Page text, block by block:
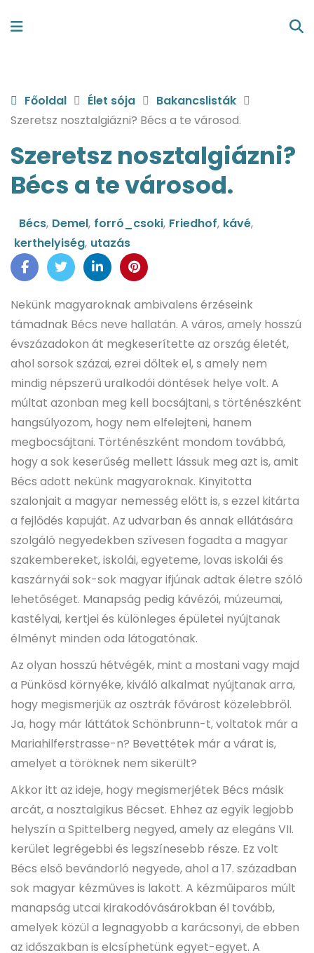
Főoldal Élet sója
Bakancslisták
Szeretsz nosztalgiázni? Bécs a te városod.
Szeretsz nosztalgiázni?
Bécs a te városod.
Bécs, Demel, forró_csoki, Friedhof, kávé,
kerthelyiség, utazás
Nekünk magyaroknak ambivalens érzéseink
támadnak Bécs neve hallatán. A város, amely hosszú
évszázadokon át megkeserítette az ország életét,
ahol sorsok százai, ezrei dőltek el, s amely nem
mindig népszerű uralkodói döntések helye volt. A
múltat azonban meg kell bocsájtani, s történészként
hangsúlyozom, hogy nem elfelejteni, hanem
megbocsájtani. Történészként mondom továbbá,
hogy a sok keserűség mellett lássuk meg azt is, amit
Bécs adott nekünk magyaroknak. Kinyitotta
szalonjait a magyar nemesség előtt is, s ezzel kitárta
a fejlődés kapuját. Az udvarban és annak ellátására
szolgáló negyedekben szívesen fogadta a magyar
szakembereket, iskolái, egyeteme, lovas iskolái és
kaszárnyái sok-sok magyar ifjúnak adtak életre szóló
lehetőséget. Manapság pedig kávézói, múzeumai,
kastélyai, kertjei és különleges épületei nyújtanak
élményt minden oda látogatónak.
Az olyan hosszú hétvégék, mint a mostani vagy majd
a Pünkösd környéke, kiváló alkalmat nyújtanak arra,
hogy megismerjük az osztrák fővárost közelebbről.
Ja, hogy már láttátok Schönbrunn-t, voltatok már a
Mariahilferstrasse-n? Bevettétek már a várat is,
amelyet a töröknek nem sikerült?
Akkor itt az ideje, hogy megismerjétek Bécs másik
arcát, a nosztalgikus Bécset. Ehhez az egyik legjobb
helyszín a Spittelberg negyed, amely az elegáns VII.
kerület legrégebbi és legszínesebb része. Ez volt
Bécs első bevándorló negyede, ahol a 17. században
sok magyar kézműves is lakott. A kézműiparos múlt
manapság utcai kirakodóvásárokban él tovább,
amelyek közül a legnagyobb a karácsonyi, de ebben
az időszakban is elcsíphetünk egyet-egyet. A